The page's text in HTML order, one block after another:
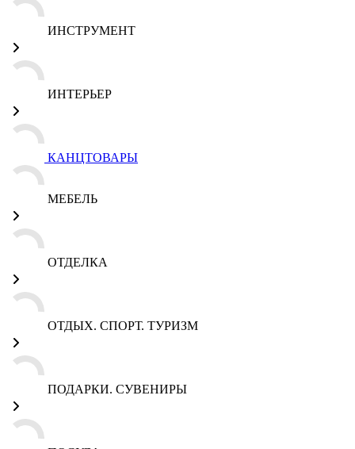
ИНСТРУМЕНТ
ИНТЕРЬЕР
КАНЦТОВАРЫ
МЕБЕЛЬ
ОТДЕЛКА
ОТДЫХ. СПОРТ. ТУРИЗМ
ПОДАРКИ. СУВЕНИРЫ